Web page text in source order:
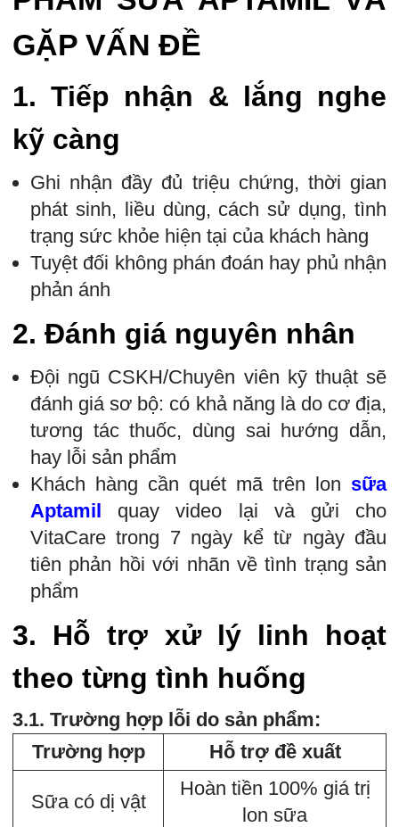
GẶP VẤN ĐỀ
1.Tiếp nhận & lắng nghe
kỹ càng
Ghi nhận đầy đủ triệu chứng, thời gian
phát sinh, liều dùng, cách sử dụng, tình
trạng sức khỏe hiện tại của khách hàng
Tuyệt đối không phán đoán hay phủ nhận
phản ánh
2. Đánh giá nguyên nhân
Đội ngũ CSKH/Chuyên viên kỹ thuật sẽ
đánh giá sơ bộ: có khả năng là do cơ địa,
tương tác thuốc, dùng sai hướng dẫn,
hay lỗi sản phẩm
Khách hàng cần quét mã trên lon sữa
Aptamil quay video lại và gửi cho
VitaCare trong 7 ngày kể từ ngày đầu
tiên phản hồi với nhãn về tình trạng sản
phẩm
3. Hỗ trợ xử lý linh hoạt
theo từng tình huống
3.1. Trường hợp lỗi do sản phẩm:
Trường hợp
Hỗ trợ đề xuất
Sữa có dị vật
Hoàn tiền 100% giá trị
lon sữa